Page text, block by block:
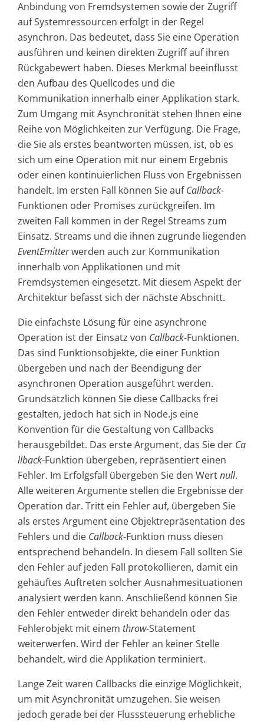
Anbindung von Fremdsystemen sowie der Zugriff
auf Systemressourcen erfolgt in der Regel
asynchron. Das bedeutet, dass Sie eine Operation
ausführen und keinen direkten Zugriff auf ihren
Rückgabewert haben. Dieses Merkmal beeinflusst
den Aufbau des Quellcodes und die
Kommunikation innerhalb einer Applikation stark.
Zum Umgang mit Asynchronität stehen Ihnen eine
Reihe von Möglichkeiten zur Verfügung. Die Frage,
die Sie als erstes beantworten müssen, ist, ob es
sich um eine Operation mit nur einem Ergebnis
oder einen kontinuierlichen Fluss von Ergebnissen
handelt. Im ersten Fall können Sie aufCallback-
Funktionen oder Promises zurückgreifen. Im
zweiten Fall kommen in der Regel Streams zum
Einsatz. Streams und die ihnen zugrunde liegenden
EventEmitterwerden auch zur Kommunikation
innerhalb von Applikationen und mit
Fremdsystemen eingesetzt. Mit diesem Aspekt der
Architektur befasst sich der nächste Abschnitt.
Die einfachste Lösung für eine asynchrone
Operation ist der Einsatz von Callback-Funktionen.
Das sind Funktionsobjekte, die einer Funktion
übergeben und nach der Beendigung der
asynchronen Operation ausgeführt werden.
Grundsätzlich können Sie diese Callbacks frei
gestalten, jedoch hat sich in Node.js eine
Konvention für die Gestaltung von Callbacks
herausgebildet. Das erste Argument, das Sie der Ca
llback-Funktion übergeben, repräsentiert einen
Fehler. Im Erfolgsfall übergeben Sie den Wertnull.
Alle weiteren Argumente stellen die Ergebnisse der
Operation dar. Tritt ein Fehler auf, übergeben Sie
als erstes Argument eine Objektrepräsentation des
Fehlers und die Callback-Funktion muss diesen
entsprechend behandeln. In diesem Fall sollten Sie
den Fehler auf jeden Fall protokollieren, damit ein
gehäuftes Auftreten solcher Ausnahmesituationen
analysiert werden kann. Anschließend können Sie
den Fehler entweder direkt behandeln oder das
Fehlerobjekt mit einem throw-Statement
weiterwerfen. Wird der Fehler an keiner Stelle
behandelt, wird die Applikation terminiert.
Lange Zeit waren Callbacks die einzige Möglichkeit,
um mit Asynchronität umzugehen. Sie weisen
jedoch gerade bei der Flusssteuerung erhebliche